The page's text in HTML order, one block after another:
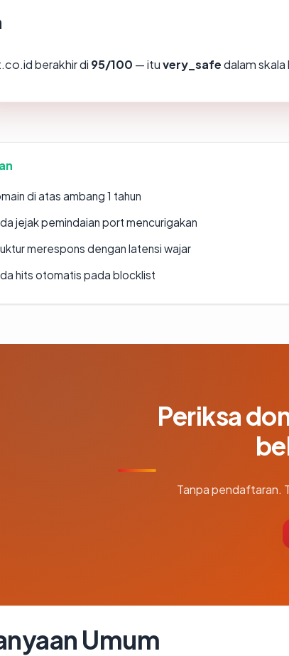
berakhir di 95/100 — ituvery_safedalam skala
di atas ambang 1 tahun
jejak pemindaian port mencurigakan
merespons dengan latensi wajar
hits otomatis pada blocklist
Periksa
Tanpa pendaftaran.
Umum